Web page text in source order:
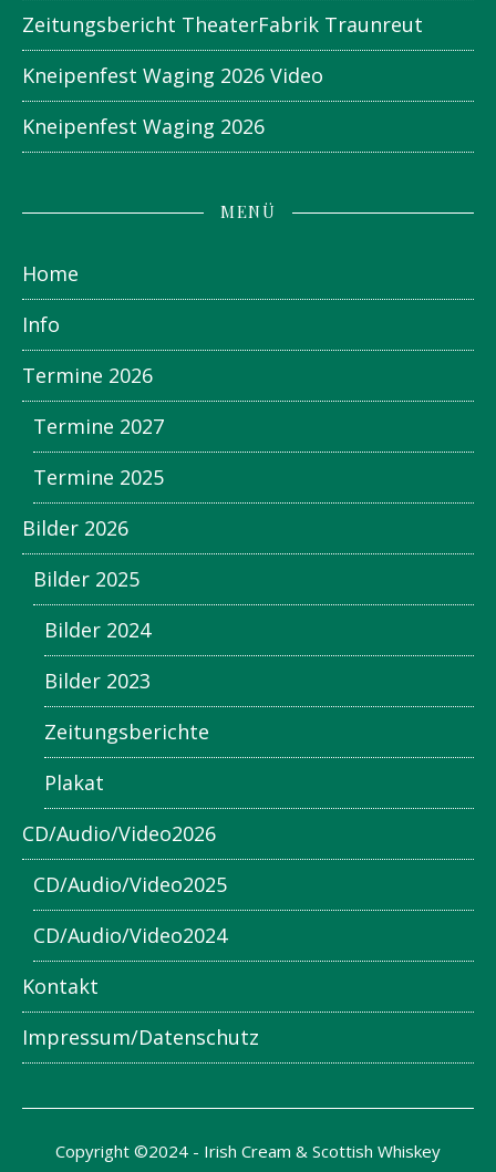
Zeitungsbericht TheaterFabrik Traunreut
Kneipenfest Waging 2026 Video
Kneipenfest Waging 2026
MENÜ
Home
Info
Termine 2026
Termine 2027
Termine 2025
Bilder 2026
Bilder 2025
Bilder 2024
Bilder 2023
Zeitungsberichte
Plakat
CD/Audio/Video2026
CD/Audio/Video2025
CD/Audio/Video2024
Kontakt
Impressum/Datenschutz
Copyright ©2024 - Irish Cream & Scottish Whiskey